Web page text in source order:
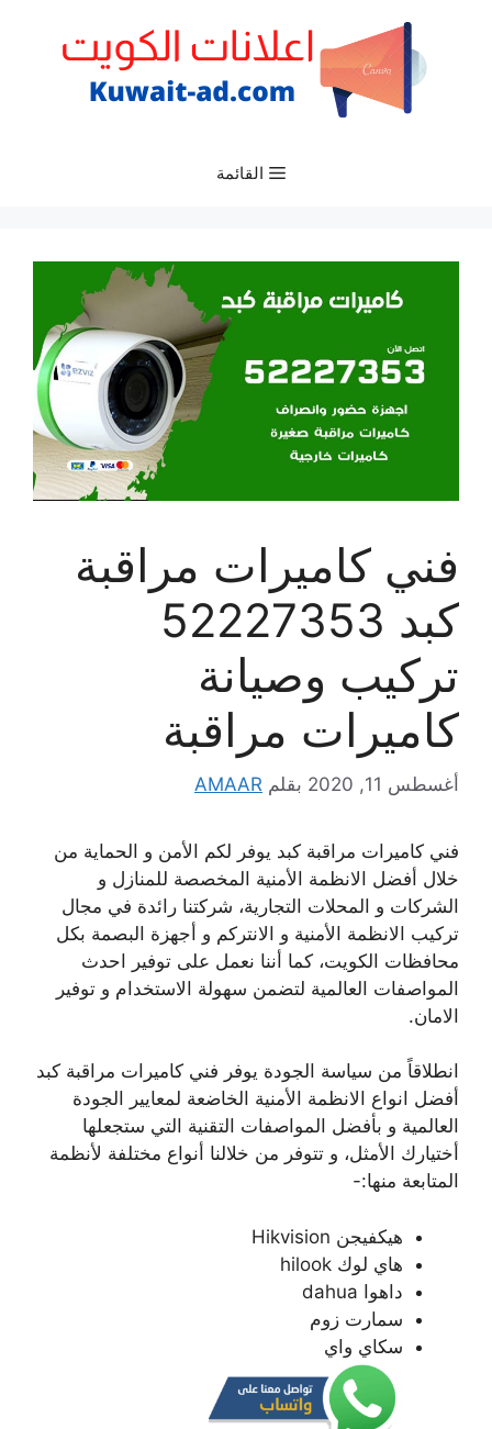
القائمة
فني كاميرات مراقبة
كبد 52227353
تركيب وصيانة
كاميرات مراقبة
أغسطس 11, 2020 بقلم AMAAR
فني كاميرات مراقبة كبد يوفر لكم الأمن و الحماية من
خلال أفضل الانظمة الأمنية المخصصة للمنازل و
الشركات و المحلات التجارية، شركتنا رائدة في مجال
تركيب الانظمة الأمنية و الانتركم و أجهزة البصمة بكل
محافظات الكويت، كما أننا نعمل على توفير احدث
المواصفات العالمية لتضمن سهولة الاستخدام و توفير
الامان.
انطلاقاً من سياسة الجودة يوفر فني كاميرات مراقبة كبد
أفضل انواع الانظمة الأمنية الخاضعة لمعايير الجودة
العالمية و بأفضل المواصفات التقنية التي ستجعلها
أختيارك الأمثل، و تتوفر من خلالنا أنواع مختلفة لأنظمة
المتابعة منها:-
هيكفيجن Hikvision
هاي لوك hilook
داهوا dahua
سمارت زوم
سكاي واي